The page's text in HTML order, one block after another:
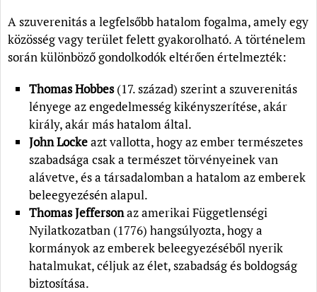
A szuverenitás a legfelsőbb hatalom fogalma, amely egy
közösség vagy terület felett gyakorolható. A történelem
során különböző gondolkodók eltérően értelmezték:
Thomas Hobbes(17. század) szerint a szuverenitás
lényege az engedelmesség kikényszerítése, akár
király, akár más hatalom által.
John Lockeazt vallotta, hogy az ember természetes
szabadsága csak a természet törvényeinek van
alávetve, és a társadalomban a hatalom az emberek
beleegyezésén alapul.
Thomas Jeffersonaz amerikai Függetlenségi
Nyilatkozatban (1776) hangsúlyozta, hogy a
kormányok az emberek beleegyezéséből nyerik
hatalmukat, céljuk az élet, szabadság és boldogság
biztosítása.